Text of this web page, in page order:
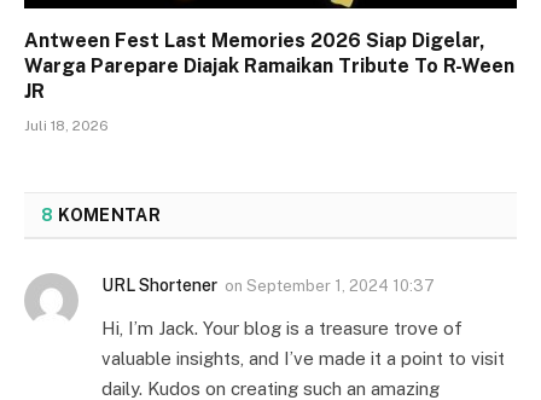
Antween Fest Last Memories 2026 Siap Digelar,
Warga Parepare Diajak Ramaikan Tribute To R-Ween
JR
Juli 18, 2026
8 KOMENTAR
URL Shortener on September 1, 2024 10:37
Hi, I’m Jack. Your blog is a treasure trove of
valuable insights, and I’ve made it a point to visit
daily. Kudos on creating such an amazing